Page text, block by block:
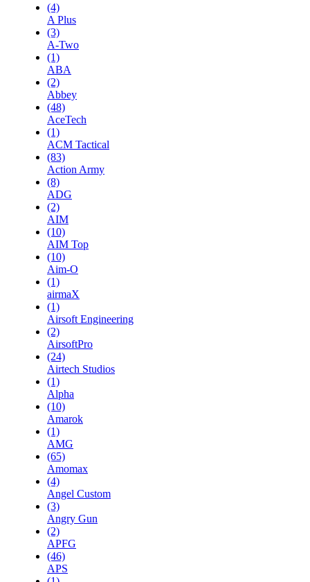
(4)
A Plus
(3)
A-Two
(1)
ABA
(2)
Abbey
(48)
AceTech
(1)
ACM Tactical
(83)
Action Army
(8)
ADG
(2)
AIM
(10)
AIM Top
(10)
Aim-O
(1)
airmaX
(1)
Airsoft Engineering
(2)
AirsoftPro
(24)
Airtech Studios
(1)
Alpha
(10)
Amarok
(1)
AMG
(65)
Amomax
(4)
Angel Custom
(3)
Angry Gun
(2)
APFG
(46)
APS